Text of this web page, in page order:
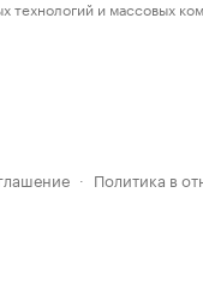
и массовых
· Политика в